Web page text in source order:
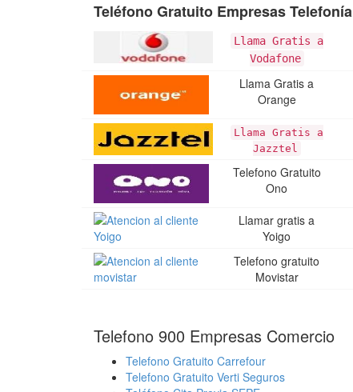
Teléfono Gratuito Empresas Telefonía
Llama Gratis a
Vodafone
Llama Gratis a
Orange
Llama Gratis a
Jazztel
Telefono Gratuito
Ono
Llamar gratis a
Yoigo
Telefono gratuito
Movistar
Telefono 900 Empresas Comercio
Telefono Gratuito Carrefour
Telefono Gratuito Verti Seguros